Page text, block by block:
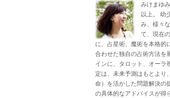
みけまゆ
以上。 幼
み、様々
て、現在
に、占星術、魔術を本格的
合わせた独自の占術方法を
インに、タロット、オーラ
定は、未来予測はもとより
命）を活かした問題解決の
の具体的なアドバイスが得